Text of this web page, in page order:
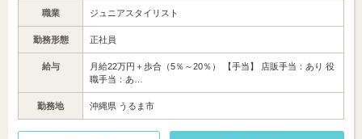
職業 ジュニアスタイリスト
勤務形態 正社員
給与
月給22万円＋歩合（5％～20％） 【手当】 店販手当：あり 役
職手当：あ…
勤務地 沖縄県 うるま市